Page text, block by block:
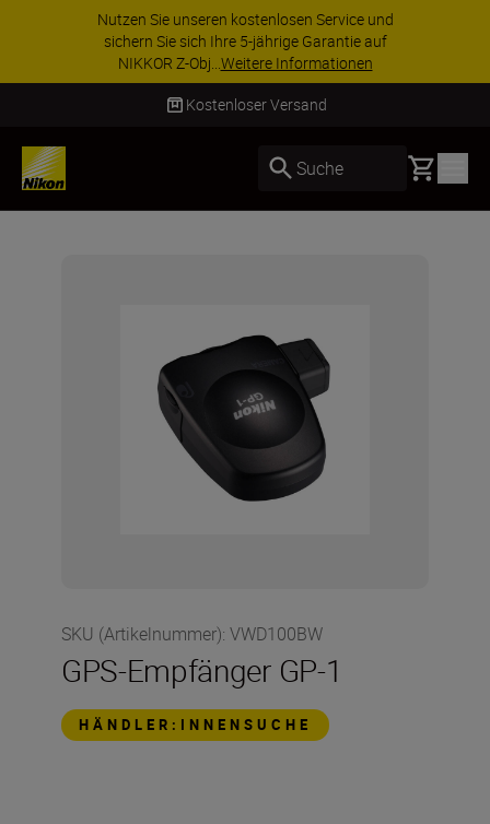
Nutzen Sie unseren kostenlosen Service und
sichern Sie sich Ihre 5-jährige Garantie auf
NIKKOR Z-Obj...Weitere Informationen
Kostenloser Versand
Suche Basket
SKU (Artikelnummer): VWD100BW
GPS-Empfänger GP-1
HÄNDLER:INNENSUCHE